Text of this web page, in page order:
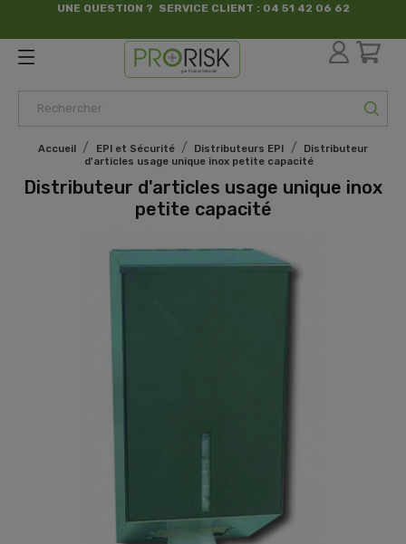
UNE QUESTION ? SERVICE CLIENT : 04 51 42 06 62
par France Sécurité
Accueil EPI et Sécurité Distributeurs EPI
Distributeur
d'articles usage unique inox petite capacité
Distributeur d'articles usage unique inox
petite capacité